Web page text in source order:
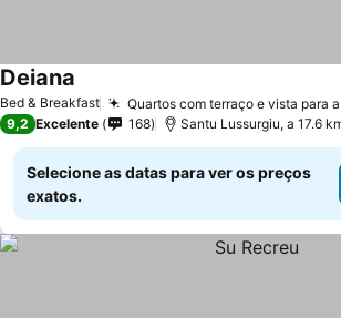
Bed & Breakfast Quartos com terraço e vista para
Deiana
9,2 Excelente 168 Santu Lussurgiu, a 17.6
Selecione as datas para ver os preços
exatos.